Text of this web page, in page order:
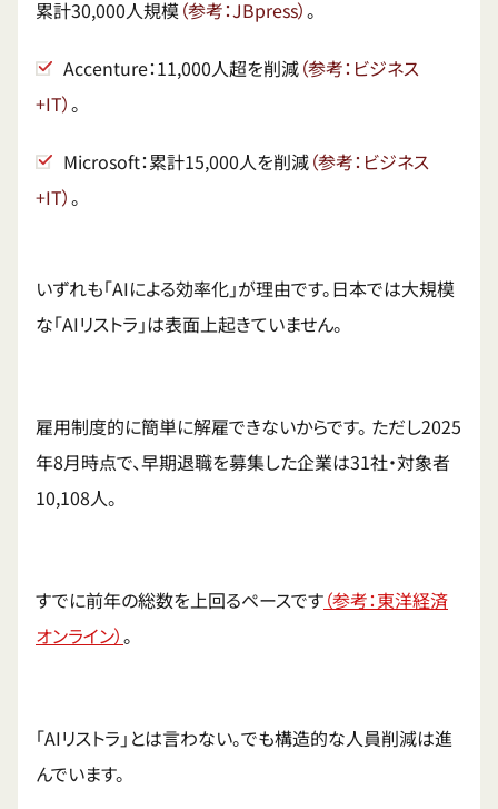
累計30,000人規模 （参考：JBpress）。
Accenture：11,000人超を削減（参考：ビジネス
+IT）。
Microsoft：累計15,000人を削減（参考：ビジネス
+IT）。
いずれも「AIによる効率化」が理由です。日本では大規模
な「AIリストラ」は表面上起きていません。
雇用制度的に簡単に解雇できないからです。 ただし2025
年8月時点で、早期退職を募集した企業は31社・対象者
10,108人。
すでに前年の総数を上回るペースです（参考：東洋経済
オンライン）。
「AIリストラ」とは言わない。でも構造的な人員削減は進
んでいます。